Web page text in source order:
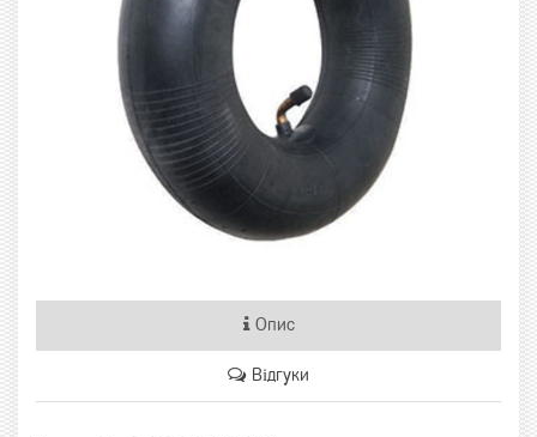
Опис
Відгуки